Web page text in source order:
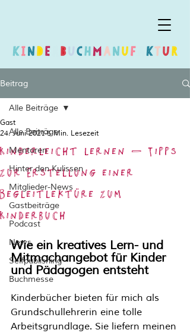
Beitrag
Alle Beiträge
Mentoren
Hinter den Kulissen
Mitglieder-News
Gastbeiträge
Podcast
News
Selfpublishing
Buchmesse
Alle Beiträge
Kinderleicht lernen – Tipps
zur Erstellung einer
Begleitlektüre zum
Kinderbuch
Gast
24. Juni 2021 5 Min. Lesezeit
Wie ein kreatives Lern- und
Mitmachangebot für Kinder
und Pädagogen entsteht
Kinderbücher bieten für mich als
Grundschullehrerin eine tolle
Arbeitsgrundlage. Sie liefern meinen